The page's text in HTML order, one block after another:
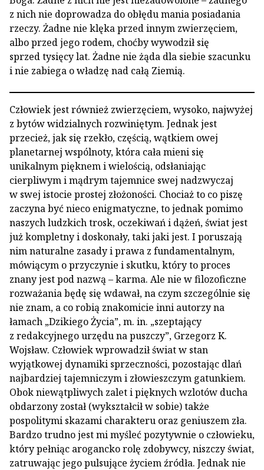
z nich nie doprowadza do obłędu mania posiadania
rzeczy. Żadne nie klęka przed innym zwierzęciem,
albo przed jego rodem, choćby wywodził się
sprzed tysięcy lat. Żadne nie żąda dla siebie szacunku
i nie zabiega o władzę nad całą Ziemią.
Człowiek jest również zwierzęciem, wysoko, najwyżej
z bytów widzialnych rozwiniętym. Jednak jest
przecież, jak się rzekło, częścią, wątkiem owej
planetarnej wspólnoty, która cała mieni się
unikalnym pięknem i wielością, odsłaniając
cierpliwym i mądrym tajemnice swej nadzwyczaj
w swej istocie prostej złożoności. Chociaż to co piszę
zaczyna być nieco enigmatyczne, to jednak pomimo
naszych ludzkich trosk, oczekiwań i dążeń, świat jest
już kompletny i doskonały, taki jaki jest. I poruszają
nim naturalne zasady i prawa z fundamentalnym,
mówiącym o przyczynie i skutku, który to proces
znany jest pod nazwą – karma. Ale nie w filozoficzne
rozważania będę się wdawał, na czym szczególnie się
nie znam, a co robią znakomicie inni autorzy na
łamach „Dzikiego Życia”, m. in. „szeptający
z redakcyjnego urzędu na puszczy”, Grzegorz K.
Wojsław. Człowiek wprowadził świat w stan
wyjątkowej dynamiki sprzeczności, pozostając dlań
najbardziej tajemniczym i złowieszczym gatunkiem.
Obok niewątpliwych zalet i pięknych wzlotów ducha
obdarzony został (wykształcił w sobie) także
pospolitymi skazami charakteru oraz geniuszem zła.
Bardzo trudno jest mi myśleć pozytywnie o człowieku,
który pełniąc arogancko rolę zdobywcy, niszczy świat,
zatruwając jego pulsujące życiem źródła. Jednak nie